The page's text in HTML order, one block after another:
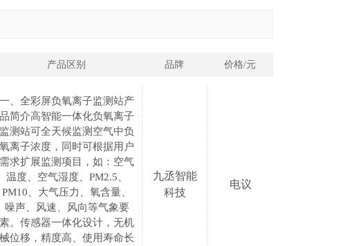
产品区别 品牌 价格/元
一、全彩屏负氧离子监测站产
品简介高智能一体化负氧离子
监测站可全天候监测空气中负
氧离子浓度，同时可根据用户
需求扩展监测项目，如：空气
温度、空气湿度、PM2.5、
PM10、大气压力、氧含量、
噪声、风速、风向等气象要
素。传感器一体化设计，无机
械位移，精度高、使用寿命长
九丞智能
科技
电议